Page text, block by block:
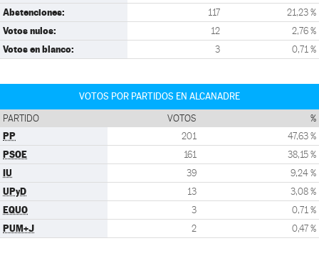
Abstenciones: 117 21,23 %
Votos nulos: 12 2,76 %
Votos en blanco: 3 0,71 %
VOTOS POR PARTIDOS EN ALCANADRE
PARTIDO VOTOS %
PP 201 47,63 %
PSOE 161 38,15 %
IU 39 9,24 %
UPyD 13 3,08 %
EQUO 3 0,71 %
PUM+J 2 0,47 %